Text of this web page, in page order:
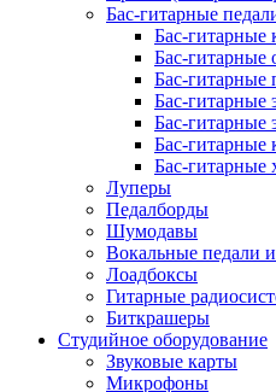
Бас-гитарные
Бас-гитарные
Бас-гитарные
Бас-гитарные
Бас-гитарные
Бас-гитарные
Бас-гитарные
Бас-гитарные
Луперы
Педалборды
Шумодавы
Вокальные педали
Лоадбоксы
Гитарные
Биткрашеры
Студийное оборудование
Звуковые карты
Микрофоны